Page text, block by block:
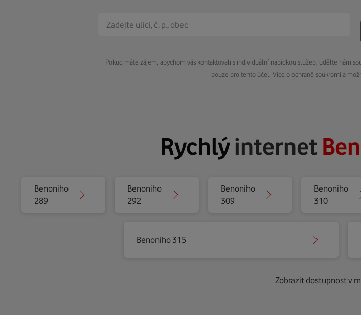
Pokud máte zájem, abychom vás kontaktovali s individuální nabídkou služeb, udělte nám
pouze pro tento účel. Více o ochraně soukromí a
Rychlýinternet
Benoniho
289
Benoniho
292
Benoniho
309
Benoniho
310
Benoniho 315
Zobrazit dostupnost v